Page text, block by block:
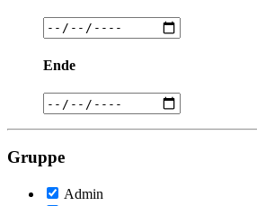
Ende
Gruppe
Admin